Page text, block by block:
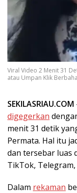
Viral Video 2 Menit 31
atau Umpan Klik
SEKILASRIAU.COM
digegerkan
menit 31 detik
Permata. Hal itu
dan tersebar luas
TikTok,
Dalam rekaman